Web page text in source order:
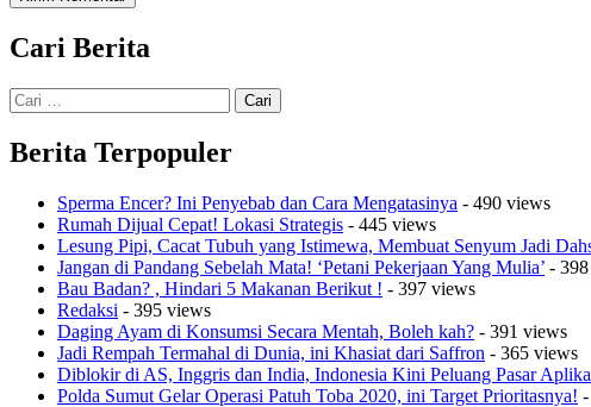
Cari Berita
Cari
untuk:
Berita Terpopuler
Sperma Encer? Ini Penyebab dan Cara Mengatasinya - 490 views
Rumah Dijual Cepat! Lokasi Strategis - 445 views
Lesung Pipi, Cacat Tubuh yang Istimewa, Membuat Senyum Jadi
Jangan di Pandang Sebelah Mata! ‘Petani Pekerjaan Yang Mulia’ -
Bau Badan? , Hindari 5 Makanan Berikut ! - 397 views
Redaksi - 395 views
Daging Ayam di Konsumsi Secara Mentah, Boleh kah? - 391 views
Jadi Rempah Termahal di Dunia, ini Khasiat dari Saffron - 365 views
Diblokir di AS, Inggris dan India, Indonesia Kini Peluang Pasar
Polda Sumut Gelar Operasi Patuh Toba 2020, ini Target Prioritasnya!